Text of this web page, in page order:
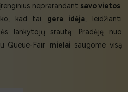
neprarandant savo vietos.
kad tai gera idėja, leidžianti
lankytojų srautą. Pradėję nuo
Queue-Fair mielai saugome visą